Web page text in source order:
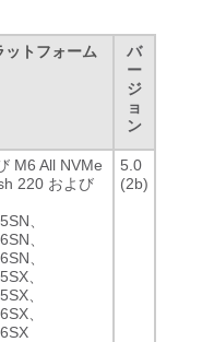
ットフォーム
バ
ー
ジ
ョ
ン
M6 All NVMe
220 および
、
、
、
、
、
、
5.0
(2b)